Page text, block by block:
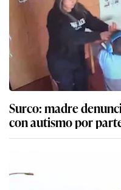
Surco: madre
con autismo por